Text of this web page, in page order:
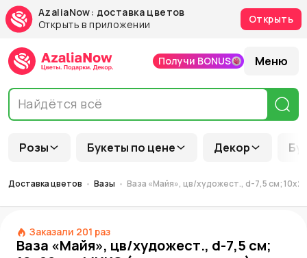
AzaliaNow: доставка цветов
Открыть в приложении
Открыть
Розы Букеты по цене Декор
Получи BONUS Меню
Доставка цветов Вазы Ваза «Майя», цв/художест., d-7,5 см;
Заказали 201 раз
Ваза «Майя», цв/художест., d-7,5 см;